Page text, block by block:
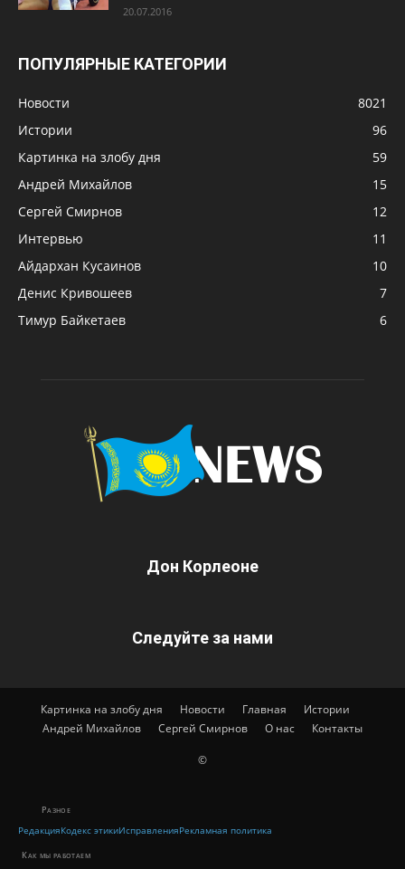
20.07.2016
ПОПУЛЯРНЫЕ КАТЕГОРИИ
Новости
8021
Истории
96
Картинка на злобу дня
59
Андрей Михайлов
15
Сергей Смирнов
12
Интервью
11
Айдархан Кусаинов
10
Денис Кривошеев
7
Тимур Байкетаев
6
Дон Корлеоне
Следуйте за нами
Картинка на злобу дня Новости Главная
Истории
Андрей Михайлов
Сергей Смирнов О нас Контакты
©
Разное
РедакцияКодекс этикиИсправленияРекламная политика
Как мы работаем